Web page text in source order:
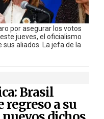
por asegurar los votos
jueves, el oficialismo
aliados. La jefa de la
Brasil
regreso a su